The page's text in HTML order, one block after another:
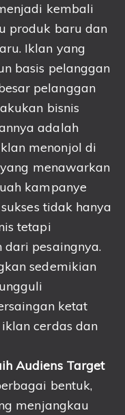
kembali
produk baru dan
Iklan yang
basis pelanggan
pelanggan
bisnis
adalah
menonjol di
menawarkan
kampanye
tidak hanya
tetapi
pesaingnya.
sedemikian
ketat
cerdas dan
Audiens Target
bentuk,
menjangkau